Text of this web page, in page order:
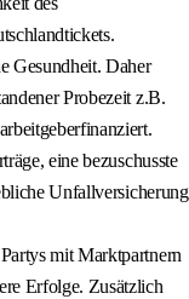
Gesundheit. Daher
Probezeit z.B.
eine bezuschusste
Unfallversicherung
mit Marktpartnern
Erfolge. Zusätzlich